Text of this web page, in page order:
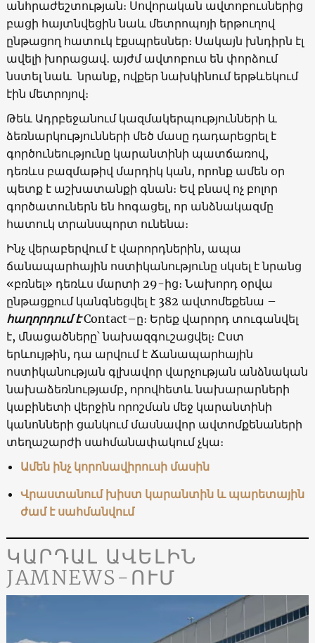
անհրաժեշտության։ Սովորական ավտոբուսներից
բացի հայտնվեցին նաև մետրոպոյի երթուղով
ընթացող հատուկ էքսպրեսներ։ Սակայն խնդիրն էլ
ավելի խորացավ․ այժմ ավտոբուս են փորձում
նստել նաև նրանք, ովքեր նախկինում երթևեկում
էին մետրոյով։
Թեև Ադրբեջանում կազմակերպությունների և
ձեռնարկությունների մեծ մասը դադարեցրել է
գործունեությունը կարանտինի պատճառով,
դեռևս բազմաթիվ մարդիկ կան, որոնք ամեն օր
պետք է աշխատանքի գնան։ Եվ բնավ ոչ բոլոր
գործատուներն են հոգացել, որ անձնակազմը
հատուկ տրանսպորտ ունենա։
Ինչ վերաբերվում է վարորդներին, ապա
ճանապարհային ոստիկանությունը սկսել է նրանց
«բռնել» դեռևս մարտի 29-ից։ Նախորդ օրվա
ընթացքում կանգնեցվել է 382 ավտոմեքենա –
հաղորդում է Contact–ը։ Երեք վարորդ տուգանվել
է, մնացածները՝ նախազգուշացվել։ Ըստ
երևույթին, դա արվում է Ճանապարհային
ոստիկանության գլխավոր վարչության անձնական
նախաձեռնությամբ, որովհետև նախարարների
կաբինետի վերջին որոշման մեջ կարանտինի
կանոնների ցանկում մասնավոր ավտոմքենաների
տեղաշարժի սահմանափակում չկա։
Ամեն ինչ կորոնավիրուսի մասին
Վրաստանում խիստ կարանտին և պարետային
ժամ է սահմանվում
ԿԱՐԴԱԼ ԱՎԵԼԻՆ
JAMNEWS-ՈՒՄ